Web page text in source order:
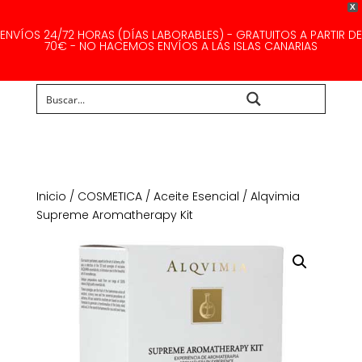
X
ENVÍOS 24/72 HORAS (DÍAS LABORABLES) - GRATUITOS A PARTIR DE
70€ - NO HACEMOS ENVÍOS A LAS ISLAS CANARIAS
Inicio / COSMETICA/ Aceite Esencial / Alqvimia
Supreme Aromatherapy Kit